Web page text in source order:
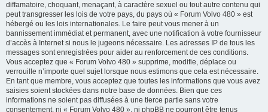
diffamatoire, choquant, menaçant, à caractère sexuel ou tout autre contenu qui
peut transgresser les lois de votre pays, du pays où « Forum Volvo 480 » est
hébergé ou les lois internationales. Le faire peut vous mener à un
bannissement immédiat et permanent, avec une notification à votre fournisseur
d’accès à Internet si nous le jugeons nécessaire. Les adresses IP de tous les
messages sont enregistrées pour aider au renforcement de ces conditions.
Vous acceptez que « Forum Volvo 480 » supprime, modifie, déplace ou
verrouille n’importe quel sujet lorsque nous estimons que cela est nécessaire.
En tant que membre, vous acceptez que toutes les informations que vous avez
saisies soient stockées dans notre base de données. Bien que ces
informations ne soient pas diffusées à une tierce partie sans votre
consentement, ni « Forum Volvo 480 », ni phpBB ne pourront être tenus